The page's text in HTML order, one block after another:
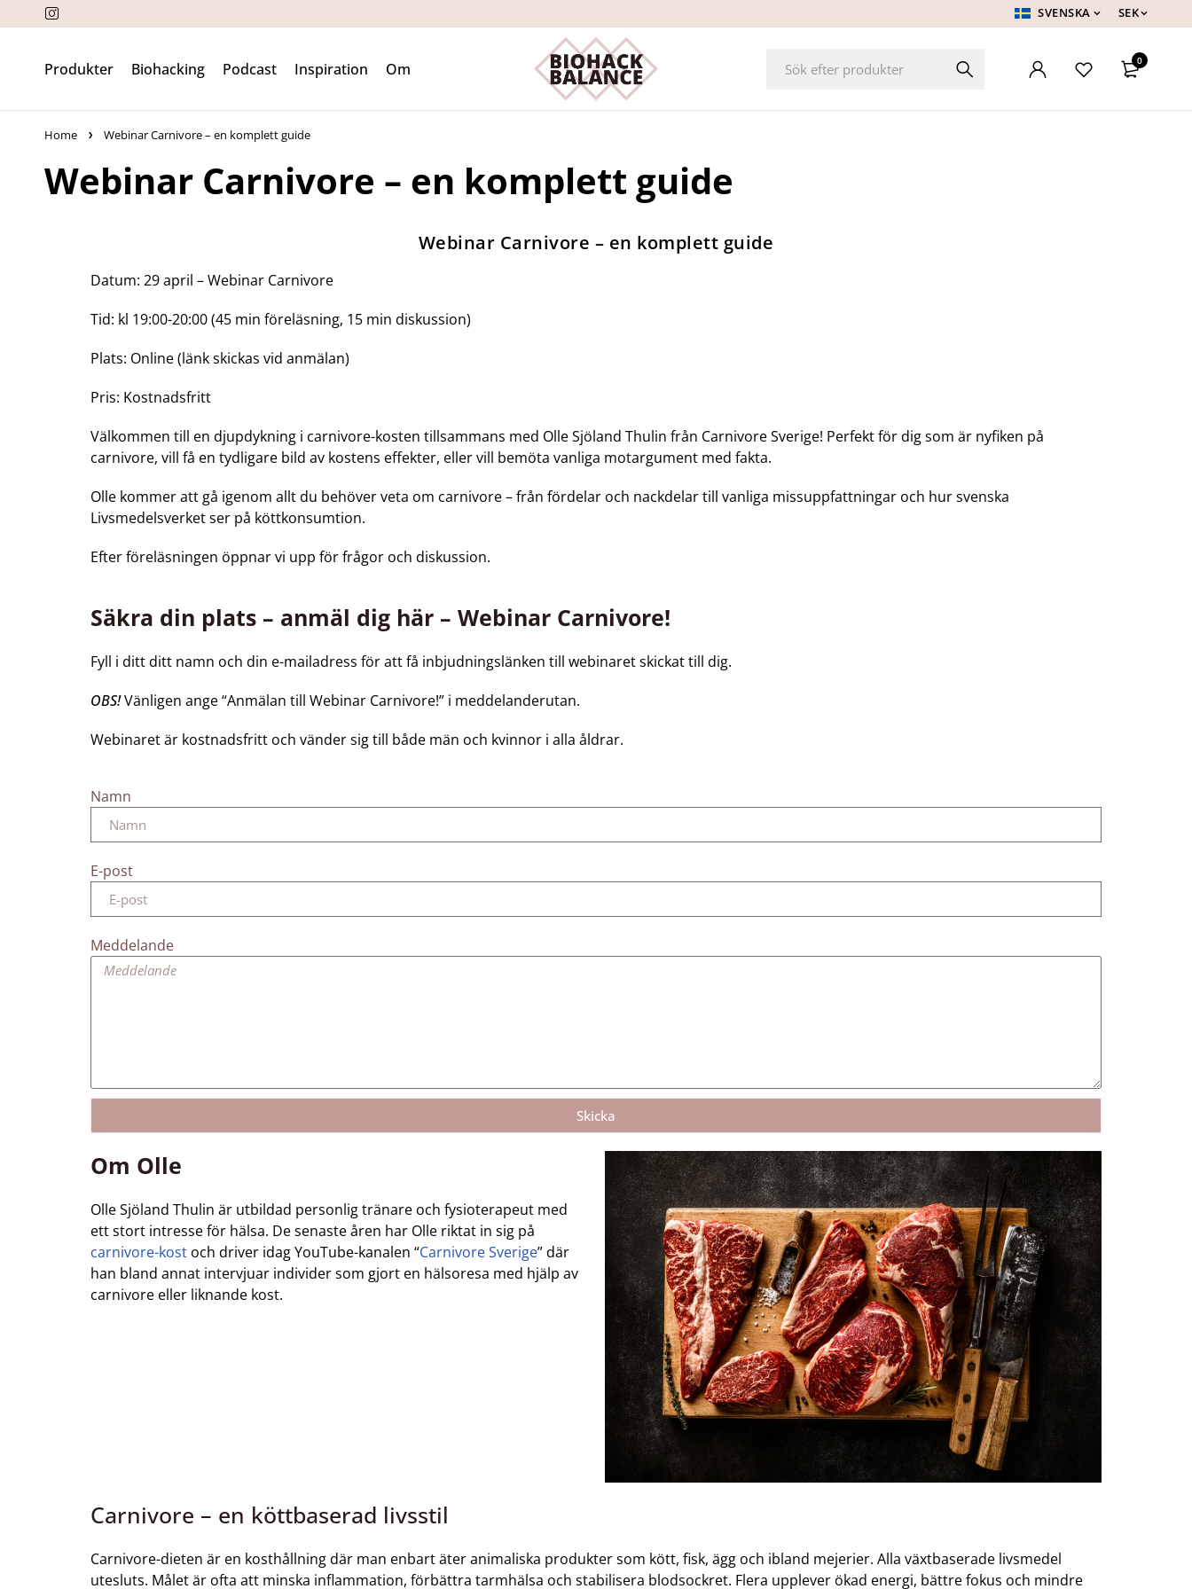
SVENSKA SEK
Produkter Biohacking Podcast Inspiration Om 0
Home Webinar Carnivore – en komplett guide
Webinar Carnivore – en komplett guide
Webinar Carnivore – en komplett guide
Datum: 29 april – Webinar Carnivore
Tid: kl 19:00-20:00 (45 min föreläsning, 15 min diskussion)
Plats: Online (länk skickas vid anmälan)
Pris: Kostnadsfritt
Välkommen till en djupdykning i carnivore-kosten tillsammans med Olle Sjöland Thulin från Carnivore Sverige! Perfekt för dig som är nyfiken på
carnivore, vill få en tydligare bild av kostens effekter, eller vill bemöta vanliga motargument med fakta.
Olle kommer att gå igenom allt du behöver veta om carnivore – från fördelar och nackdelar till vanliga missuppfattningar och hur svenska
Livsmedelsverket ser på köttkonsumtion.
Efter föreläsningen öppnar vi upp för frågor och diskussion.
Säkra din plats – anmäl dig här – Webinar Carnivore!
Fyll i ditt ditt namn och din e-mailadress för att få inbjudningslänken till webinaret skickat till dig.
OBS!Vänligen ange “Anmälan till Webinar Carnivore!” i meddelanderutan.
Webinaret är kostnadsfritt och vänder sig till både män och kvinnor i alla åldrar.
Namn
E-post
Meddelande
Skicka
Om Olle
Olle Sjöland Thulin är utbildad personlig tränare och fysioterapeut med
ett stort intresse för hälsa. De senaste åren har Olle riktat in sig på
carnivore-kost och driver idag YouTube-kanalen “Carnivore Sverige” där
han bland annat intervjuar individer som gjort en hälsoresa med hjälp av
carnivore eller liknande kost.
Carnivore – en köttbaserad livsstil
Carnivore-dieten är en kosthållning där man enbart äter animaliska produkter som kött, fisk, ägg och ibland mejerier. Alla växtbaserade livsmedel
utesluts. Målet är ofta att minska inflammation, förbättra tarmhälsa och stabilisera blodsockret. Flera upplever ökad energi, bättre fokus och mindre